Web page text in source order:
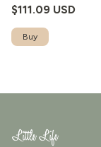
$111.09 USD